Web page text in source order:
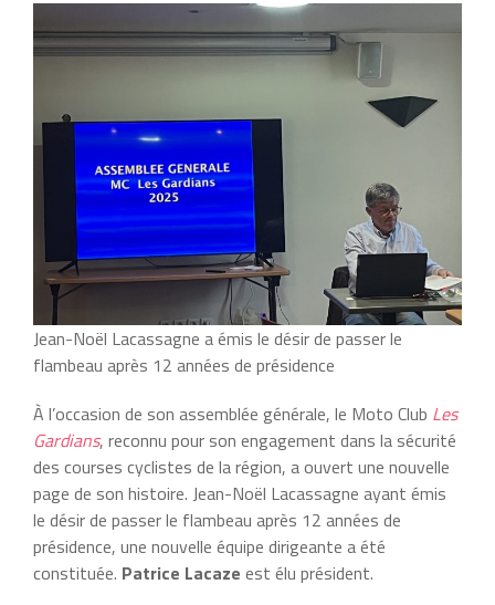
Jean-Noël Lacassagne a émis le désir de passer le
flambeau après 12 années de présidence
À l’occasion de son assemblée générale, le Moto Club Les
Gardians, reconnu pour son engagement dans la sécurité
des courses cyclistes de la région, a ouvert une nouvelle
page de son histoire. Jean-Noël Lacassagne ayant émis
le désir de passer le flambeau après 12 années de
présidence, une nouvelle équipe dirigeante a été
constituée. Patrice Lacaze est élu président.